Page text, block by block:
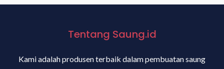
Tentang Saung.id
Kami adalah produsen terbaik dalam pembuatan saung